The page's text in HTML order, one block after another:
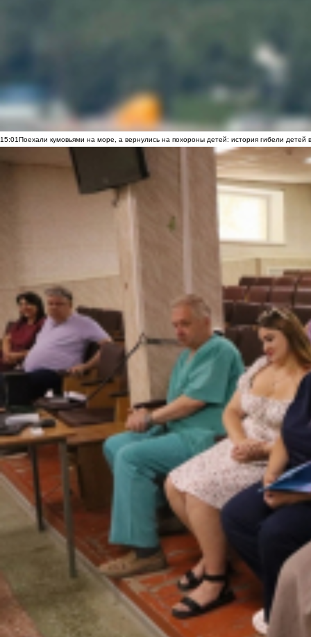
15:01Поехали кумовьями на море, а вернулись на похороны детей: история гибели детей